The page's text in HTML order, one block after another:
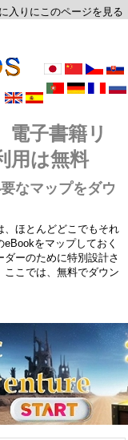
入りにこのページを見る
電子書籍リ
用は無料
なマップをダウ
、ほとんどどこでもそれ
をマップしておく
ーのために特別設計さ
こでは、無料でダウン